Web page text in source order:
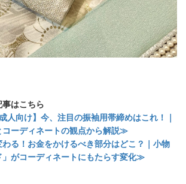
はこちら
人向け】今、注目の振袖用帯締めはこれ！｜
ーディネートの観点から解説≫
る！お金をかけるべき部分はどこ？｜小物
がコーディネートにもたらす変化≫